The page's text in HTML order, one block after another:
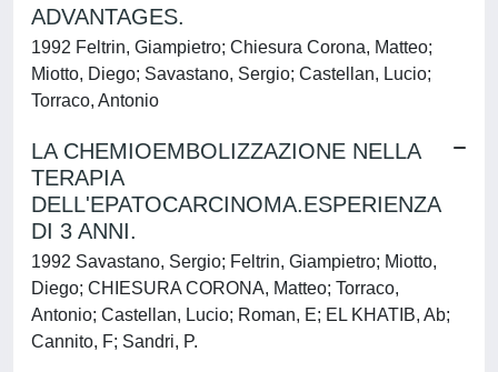
ADVANTAGES.
1992 Feltrin, Giampietro; Chiesura Corona, Matteo;
Miotto, Diego; Savastano, Sergio; Castellan, Lucio;
Torraco, Antonio
LA CHEMIOEMBOLIZZAZIONE NELLA
TERAPIA
DELL'EPATOCARCINOMA.ESPERIENZA
DI 3 ANNI.
1992 Savastano, Sergio; Feltrin, Giampietro; Miotto,
Diego; CHIESURA CORONA, Matteo; Torraco,
Antonio; Castellan, Lucio; Roman, E; EL KHATIB, Ab;
Cannito, F; Sandri, P.